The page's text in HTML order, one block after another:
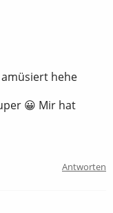
hehe
😀 Mir hat
Antworten